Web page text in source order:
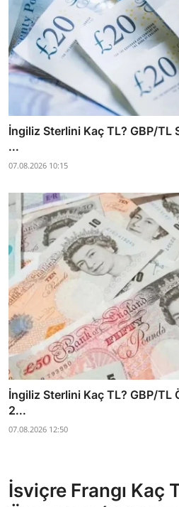
İngiliz Sterlini Kaç TL? GBP/TL
...
07.08.2026 10:15
İngiliz Sterlini Kaç TL? GBP/TL
2...
07.08.2026 12:50
İsviçre Frangı Kaç